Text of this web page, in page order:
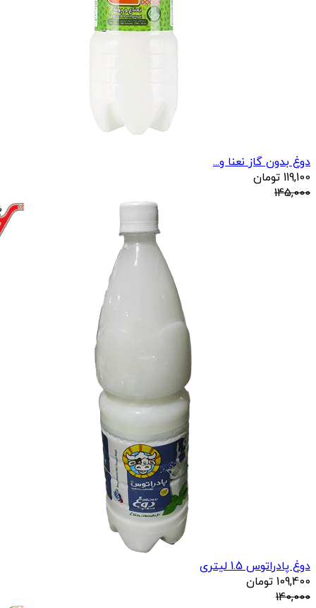
دوغ بدون گاز نعنا و...
119,100 تومان
145,000
دوغ پادراتوس 1.5 لیتری
109,400 تومان
140,000